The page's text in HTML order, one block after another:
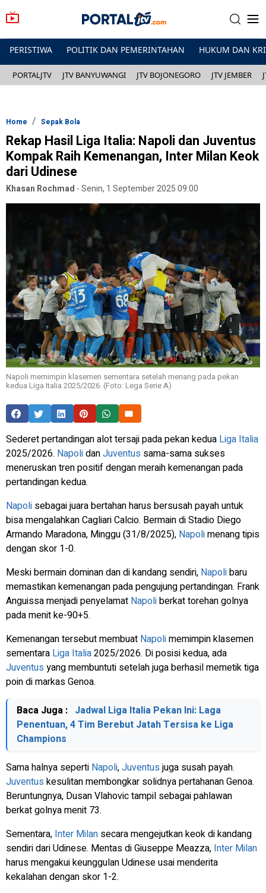
PERISTIWA POLITIK DAN PEMERINTAHAN HUKUM DAN
PORTALJTV JTV BANYUWANGI JTV BOJONEGORO JTV JEMBER
Home Sepak Bola
Rekap Hasil Liga Italia: Napoli dan Juventus
Kompak Raih Kemenangan, Inter Milan Keok
dari Udinese
Khasan Rochmad -Senin, 1 September 2025 09:00
Napoli memimpin klasemen sementara setelah menang pada pekan
kedua Liga Italia 2025/2026. (Foto: Lega Serie A)
Sederet pertandingan alot tersaji pada pekan kedua Liga Italia
2025/2026. NapolidanJuventus sama-sama sukses
meneruskan tren positif dengan meraih kemenangan pada
pertandingan kedua.
Napoli sebagai juara bertahan harus bersusah payah untuk
bisa mengalahkan Cagliari Calcio. Bermain di Stadio Diego
Armando Maradona, Minggu (31/8/2025), Napolimenang tipis
dengan skor 1-0.
Meski bermain dominan dan di kandang sendiri, Napolibaru
memastikan kemenangan pada pengujung pertandingan. Frank
Anguissa menjadi penyelamat Napoliberkat torehan golnya
pada menit ke-90+5.
Kemenangan tersebut membuat Napolimemimpin klasemen
sementara Liga Italia2025/2026. Di posisi kedua, ada
Juventus yang membuntuti setelah juga berhasil memetik tiga
poin di markas Genoa.
Baca Juga : Jadwal Liga Italia Pekan Ini: Laga
Penentuan, 4 Tim Berebut Jatah Tersisa ke Liga
Champions
Sama halnya seperti Napoli,Juventusjuga susah payah.
Juventus kesulitan membongkar solidnya pertahanan Genoa.
Beruntungnya, Dusan Vlahovic tampil sebagai pahlawan
berkat golnya menit 73.
Sementara, Inter Milan secara mengejutkan keok di kandang
sendiri dari Udinese. Mentas di Giuseppe Meazza, Inter Milan
harus mengakui keunggulan Udinese usai menderita
kekalahan dengan skor 1-2.